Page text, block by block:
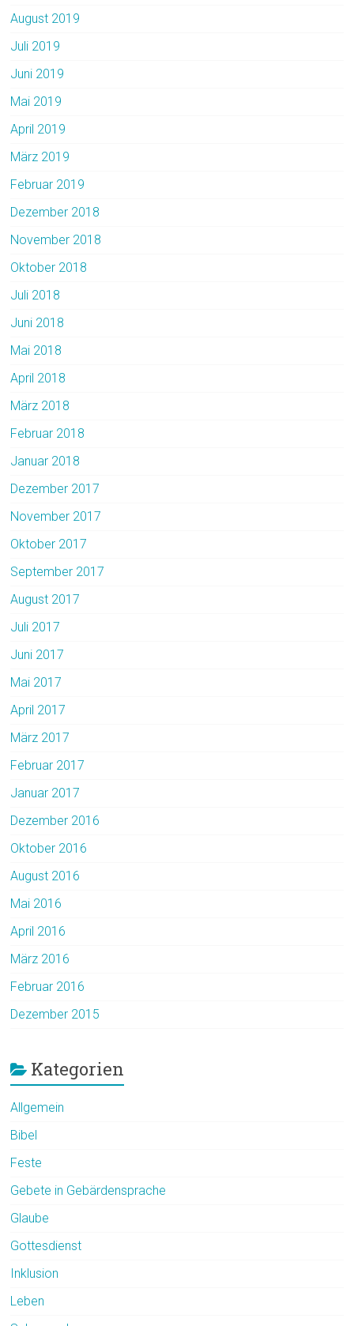
August 2019
Juli 2019
Juni 2019
Mai 2019
April 2019
März 2019
Februar 2019
Dezember 2018
November 2018
Oktober 2018
Juli 2018
Juni 2018
Mai 2018
April 2018
März 2018
Februar 2018
Januar 2018
Dezember 2017
November 2017
Oktober 2017
September 2017
August 2017
Juli 2017
Juni 2017
Mai 2017
April 2017
März 2017
Februar 2017
Januar 2017
Dezember 2016
Oktober 2016
August 2016
Mai 2016
April 2016
März 2016
Februar 2016
Dezember 2015
Kategorien
Allgemein
Bibel
Feste
Gebete in Gebärdensprache
Glaube
Gottesdienst
Inklusion
Leben